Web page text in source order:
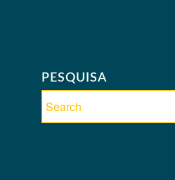
PESQUISA